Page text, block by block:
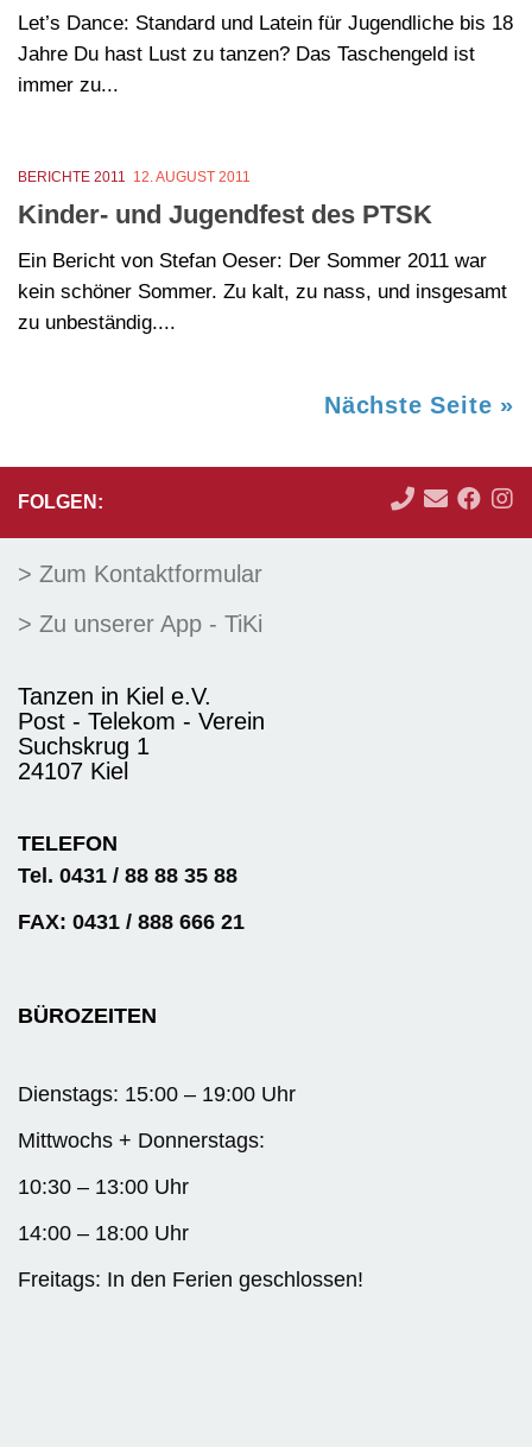
Let’s Dance: Standard und Latein für Jugendliche bis 18
Jahre Du hast Lust zu tanzen? Das Taschengeld ist
immer zu...
BERICHTE 2011 12. AUGUST 2011
Kinder- und Jugendfest des PTSK
Ein Bericht von Stefan Oeser: Der Sommer 2011 war
kein schöner Sommer. Zu kalt, zu nass, und insgesamt
zu unbeständig....
Nächste Seite »
FOLGEN:
> Zum Kontaktformular
> Zu unserer App - TiKi
Tanzen in Kiel e.V.
Post - Telekom - Verein
Suchskrug 1
24107 Kiel
TELEFON
Tel. 0431 / 88 88 35 88
FAX: 0431 / 888 666 21
BÜROZEITEN
Dienstags: 15:00 – 19:00 Uhr
Mittwochs + Donnerstags:
10:30 – 13:00 Uhr
14:00 – 18:00 Uhr
Freitags: In den Ferien geschlossen!